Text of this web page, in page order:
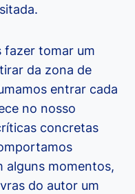
fazer tomar um
da zona de
entrar cada
no nosso
concretas
alguns momentos,
do autor um